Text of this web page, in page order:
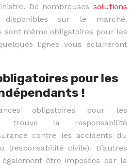
De nombreuses solutions
sur le marché.
sont même obligatoires pour les
lignes vous éclaireront
pour les
!
obligatoires pour les
trouve la responsabilité
contre les accidents du
civile). D’autres
être imposées par la